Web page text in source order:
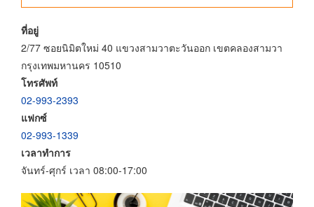
ที่อยู่
2/77 ซอยนิมิตใหม่ 40 แขวงสามวาตะวันออก เขตคลองสามวา
กรุงเทพมหานคร 10510
โทรศัพท์
02-993-2393
แฟกซ์
02-993-1339
เวลาทำการ
จันทร์-ศุกร์ เวลา 08:00-17:00